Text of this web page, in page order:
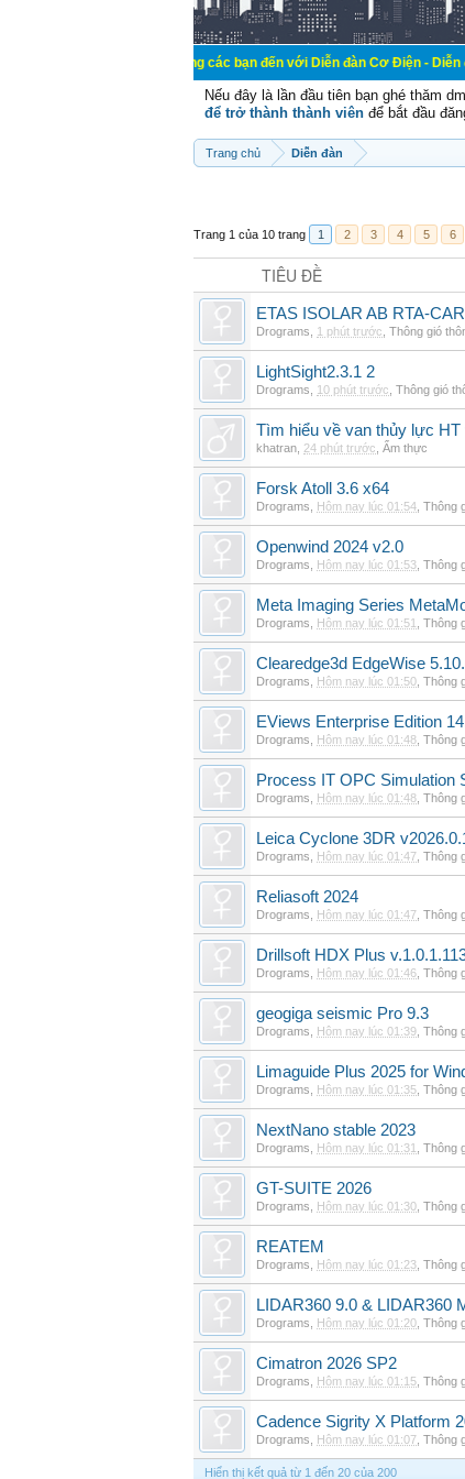
Chào mừng các bạn đến với Diễn đàn Cơ Điện - Diễn đàn Cơ
Nếu đây là lần đầu tiên bạn ghé thăm
để trở thành thành viên để bắt đầu
Trang chủ Diễn đàn
Trang 1 của 10 trang 1 2 3 4 5 6
TIÊU ĐỀ
ETAS ISOLAR AB RTA-
Drograms 1 phút trước Thông gió
LightSight2.3.1 2
Drograms 10 phút trước Thông gió
Tìm hiểu về van thủy lực
khatran 24 phút trước Ẩm thực
Forsk Atoll 3.6 x64
Drograms Hôm nay lúc 01:54 Thông
Openwind 2024 v2.0
Drograms Hôm nay lúc 01:53 Thông
Meta Imaging Series
Drograms Hôm nay lúc 01:51 Thông
Clearedge3d EdgeWise
Drograms Hôm nay lúc 01:50 Thông
EViews Enterprise Edition
Drograms Hôm nay lúc 01:48 Thông
Process IT OPC Simulation
Drograms Hôm nay lúc 01:48 Thông
Leica Cyclone 3DR
Drograms Hôm nay lúc 01:47 Thông
Reliasoft 2024
Drograms Hôm nay lúc 01:47 Thông
Drillsoft HDX Plus
Drograms Hôm nay lúc 01:46 Thông
geogiga seismic Pro 9.3
Drograms Hôm nay lúc 01:39 Thông
Limaguide Plus 2025 for
Drograms Hôm nay lúc 01:35 Thông
NextNano stable 2023
Drograms Hôm nay lúc 01:31 Thông
GT-SUITE 2026
Drograms Hôm nay lúc 01:30 Thông
REATEM
Drograms Hôm nay lúc 01:23 Thông
LIDAR360 9.0 & LIDAR360
Drograms Hôm nay lúc 01:20 Thông
Cimatron 2026 SP2
Drograms Hôm nay lúc 01:15 Thông
Cadence Sigrity X Platform
Drograms Hôm nay lúc 01:07 Thông
Hiển thị kết quả từ 1 đến 20 của 200